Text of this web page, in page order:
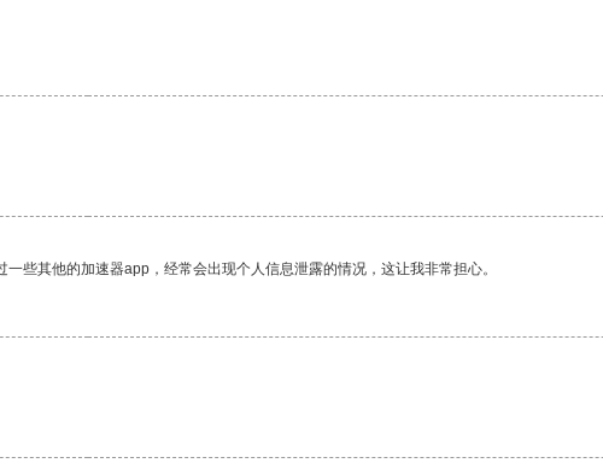
些其他的加速器app，经常会出现个人信息泄露的情况，这让我非常担心。